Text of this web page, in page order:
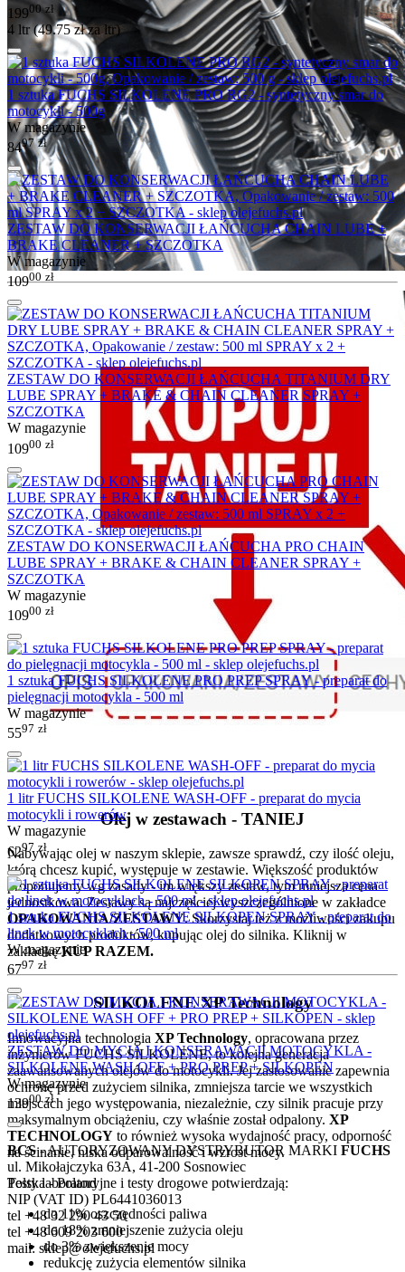
Olej w zestawach - TANIEJ
Nabywając olej w naszym sklepie, zawsze sprawdź, czy ilość oleju,
którą chcesz kupić, występuje w zestawie. Większość produktów
proponujemy wg zasady - im większy zestaw, tym mniejsza cena
jednostkowa. Zestawy są najczęściej wyszczególnione w zakładce
OPAKOWANIA/ZESTAWY. Skorzystaj też z możliwości zakupu
dodatkowych produktów, kupując olej do silnika. Kliknij w
zakładkęKUP RAZEM.
SILKOLENE XP Technology
Innowacyjna technologia XP Technology, opracowana przez
inżynierów FUCHS SILKOLENE, to kolejna generacja
zaawansowanych olejów do motocykli. Jej zastosowanie zapewnia
ochronę przed zużyciem silnika, zmniejsza tarcie we wszystkich
miejscach jego występowania, niezależnie, czy silnik pracuje przy
maksymalnym obciążeniu, czy właśnie został odpalony. XP
TECHNOLOGY to również wysoka wydajność pracy, odporność
na ścinanie, niska odparowalność i wzrost mocy.
Testy laboratoryjne i testy drogowe potwierdzają:
do 11% oszczędności paliwa
do 18% zmniejszenie zużycia oleju
do 3% zwiększenie mocy
redukcję zużycia elementów silnika
19900 zł
4 ltr (49.75złza ltr)
1 sztuka FUCHS SILKOLENE PRO RG2 - syntetyczny smar do
motocykli - 500g
W magazynie
8497 zł
ZESTAW DO KONSERWACJI ŁAŃCUCHA CHAIN LUBE +
BRAKE CLEANER + SZCZOTKA
W magazynie
10900 zł
ZESTAW DO KONSERWACJI ŁAŃCUCHA TITANIUM DRY
LUBE SPRAY + BRAKE & CHAIN CLEANER SPRAY +
SZCZOTKA
W magazynie
10900 zł
ZESTAW DO KONSERWACJI ŁAŃCUCHA PRO CHAIN
LUBE SPRAY + BRAKE & CHAIN CLEANER SPRAY +
SZCZOTKA
W magazynie
10900 zł
1 sztuka FUCHS SILKOLENE PRO PREP SPRAY - preparat do
pielęgnacji motocykla - 500 ml
W magazynie
5597 zł
1 litr FUCHS SILKOLENE WASH-OFF - preparat do mycia
motocykli i rowerów
W magazynie
6297 zł
1 sztuka FUCHS SILKOLENE SILKOPEN SPRAY - preparat do
linek w motocyklach - 500 ml
W magazynie
6797 zł
ZESTAW DO MYCIA I KONSERAWACJI MOTOCYKLA -
SILKOLENE WASH OFF + PRO PREP + SILKOPEN
W magazynie
13900 zł
BCS- AUTORYZOWANY DYSTRYBUTOR MARKI FUCHS
ul. Mikołajczyka 63A, 41-200 Sosnowiec
Polska - Poland
NIP (VAT ID) PL6441036013
tel +48 32 290 43 50
tel +48 609 203 600
mail: sklep@olejefuchs.pl